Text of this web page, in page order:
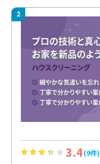
2
3.4(9件)